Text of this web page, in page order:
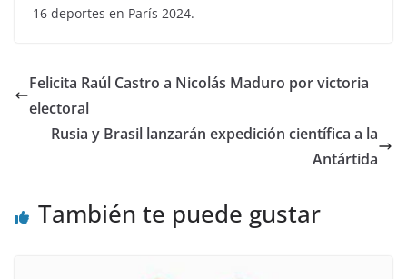
16 deportes en París 2024.
Felicita Raúl Castro a Nicolás Maduro por victoria
electoral
Rusia y Brasil lanzarán expedición científica a la
Antártida
También te puede gustar